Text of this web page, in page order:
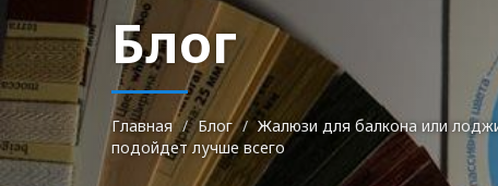
Блог
Главная Блог
Жалюзи для балкона или
подойдет лучше всего